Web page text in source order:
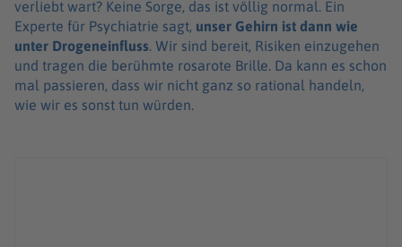
verliebt wart? Keine Sorge, das ist völlig normal. Ein
Experte für Psychiatrie sagt, unser Gehirn ist dann wie
unter Drogeneinfluss. Wir sind bereit, Risiken einzugehen
und tragen die berühmte rosarote Brille. Da kann es schon
mal passieren, dass wir nicht ganz so rational handeln,
wie wir es sonst tun würden.